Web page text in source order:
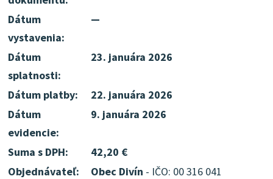
Dátum
vystavenia:
—
Dátum
splatnosti:
23. januára 2026
Dátum platby:
22. januára 2026
Dátum
evidencie:
9. januára 2026
Suma s DPH:
42,20 €
Objednávateľ:
Obec Divín - IČO: 00 316 041